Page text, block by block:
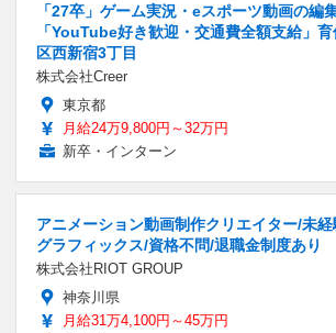
「27卒」ゲーム実況・eスポーツ動画の編
「YouTube好き歓迎・交通費全額支給」
区西新宿3丁目
株式会社Creer
東京都
月給24万9,800円～32万円
新卒・インターン
アニメーション動画制作クリエイター/未
グラフィックス/資格不問/退職金制度あり
株式会社RIOT GROUP
神奈川県
月給31万4,100円～45万円